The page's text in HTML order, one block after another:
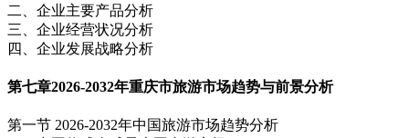
二、企业主要产品分析
三、企业经营状况分析
四、企业发展战略分析
第七章2026-2032年重庆市旅游市场趋势与前景分析
第一节 2026-2032年中国旅游市场趋势分析